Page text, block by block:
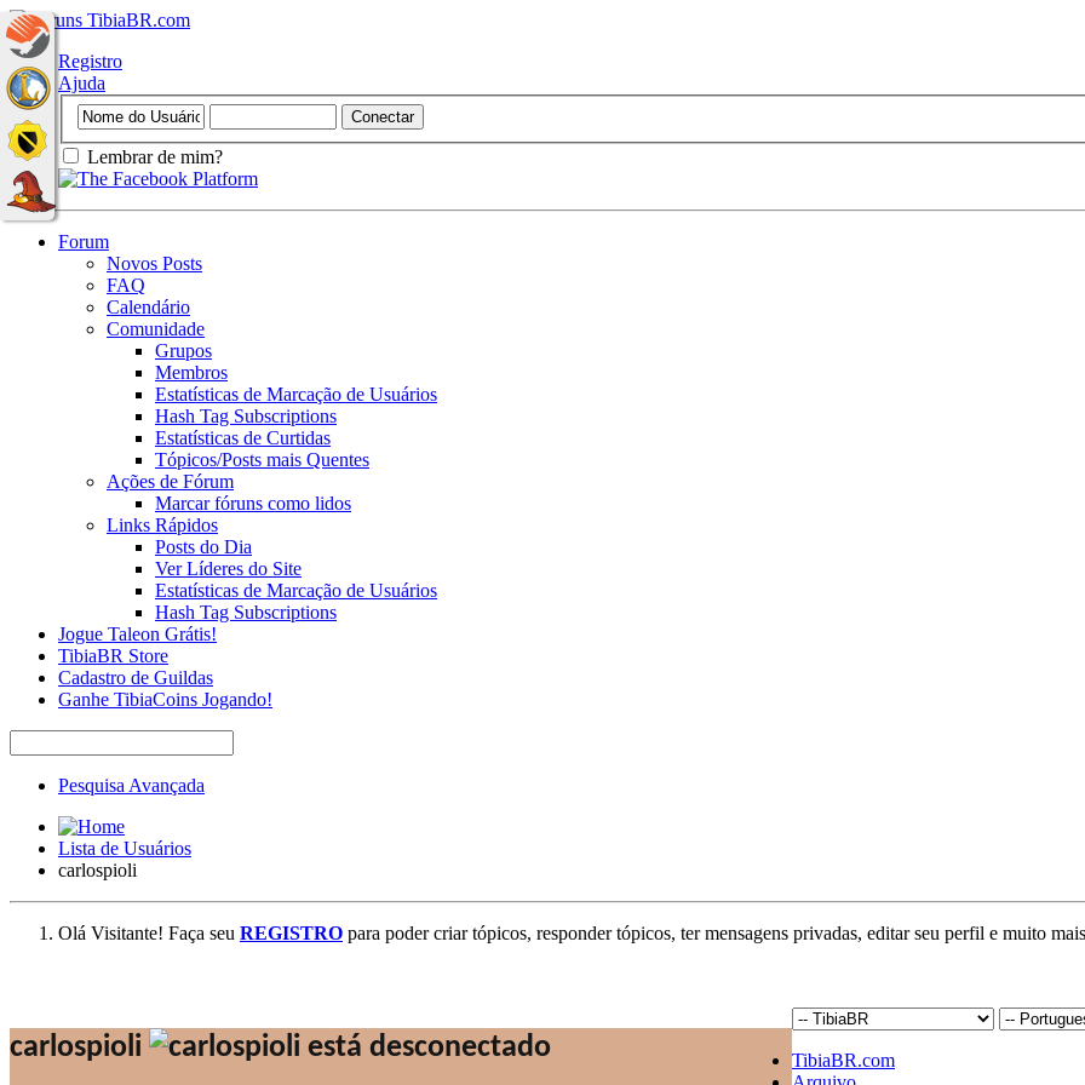
Registro
Ajuda
Lembrar de mim?
Forum
Novos Posts
FAQ
Calendário
Comunidade
Grupos
Membros
Estatísticas de Marcação de Usuários
Hash Tag Subscriptions
Estatísticas de Curtidas
Tópicos/Posts mais Quentes
Ações de Fórum
Marcar fóruns como lidos
Links Rápidos
Posts do Dia
Ver Líderes do Site
Estatísticas de Marcação de Usuários
Hash Tag Subscriptions
Jogue Taleon Grátis!
TibiaBR Store
Cadastro de Guildas
Ganhe TibiaCoins Jogando!
Pesquisa Avançada
Lista de Usuários
carlospioli
Olá Visitante! Faça seu REGISTRO para poder criar tópicos, responder tópicos, ter mensagens privadas, editar seu perfil e muito
carlospioli
TibiaBR.com